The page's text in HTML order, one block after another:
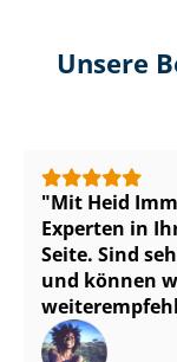
Unsere
Mit Heid
Experten in
Seite. Sind
und können